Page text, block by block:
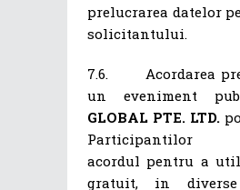
prelucrarea datelor
solicitantului.
7.6. Acordarea
un eveniment
GLOBAL PTE. LTD.
Participantilor
acordul pentru a
gratuit, in diverse